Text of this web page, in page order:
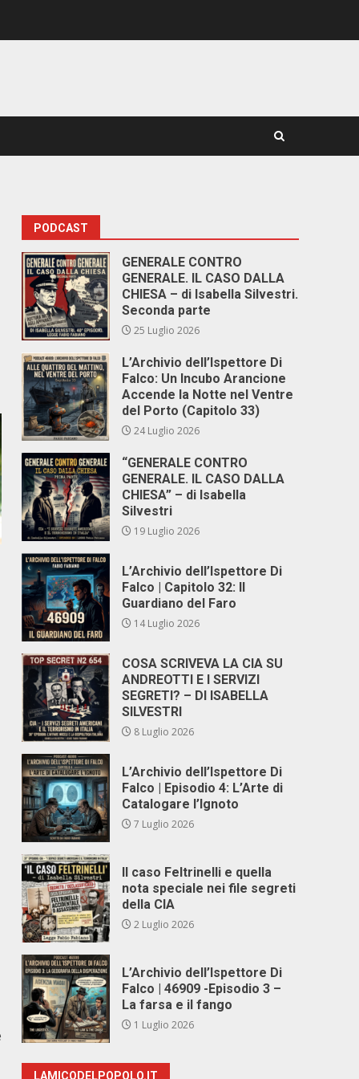
PODCAST
GENERALE CONTRO
GENERALE. IL CASO DALLA
CHIESA – di Isabella Silvestri.
Seconda parte
25 Luglio 2026
L’Archivio dell’Ispettore Di
Falco: Un Incubo Arancione
Accende la Notte nel Ventre
del Porto (Capitolo 33)
24 Luglio 2026
“GENERALE CONTRO
GENERALE. IL CASO DALLA
CHIESA” – di Isabella
Silvestri
19 Luglio 2026
L’Archivio dell’Ispettore Di
Falco | Capitolo 32: Il
Guardiano del Faro
14 Luglio 2026
COSA SCRIVEVA LA CIA SU
ANDREOTTI E I SERVIZI
SEGRETI? – DI ISABELLA
SILVESTRI
8 Luglio 2026
L’Archivio dell’Ispettore Di
Falco | Episodio 4: L’Arte di
Catalogare l’Ignoto
7 Luglio 2026
Il caso Feltrinelli e quella
nota speciale nei file segreti
della CIA
2 Luglio 2026
L’Archivio dell’Ispettore Di
Falco | 46909 -Episodio 3 –
La farsa e il fango
1 Luglio 2026
LAMICODELPOPOLO.IT